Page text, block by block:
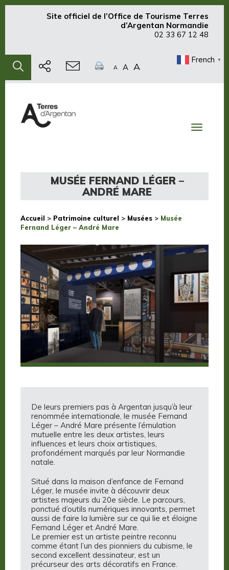
Site officiel de l’Office de Tourisme Terres
d’Argentan Normandie
02 33 67 12 48
A A A
French ▼
Toggle
MUSÉE FERNAND LÉGER –
ANDRÉ MARE
Accueil > Patrimoine culturel > Musées > Musée
Fernand Léger – André Mare
De leurs premiers pas à Argentan jusqu’à leur
renommée internationale, le musée Fernand
Léger – André Mare présente l’émulation
mutuelle entre les deux artistes, leurs
influences et leurs choix artistiques,
profondément marqués par leur Normandie
natale.
Situé dans la maison d’enfance de Fernand
Léger, le musée invite à découvrir deux
artistes majeurs du 20e siècle. Le parcours,
ponctué d’outils numériques innovants, permet
aussi de faire la lumière sur ce qui lie et éloigne
Fernand Léger et André Mare.
Le premier est un artiste peintre reconnu
comme étant l’un des pionniers du cubisme, le
second excellent dessinateur, est un
précurseur des arts décoratifs en France.